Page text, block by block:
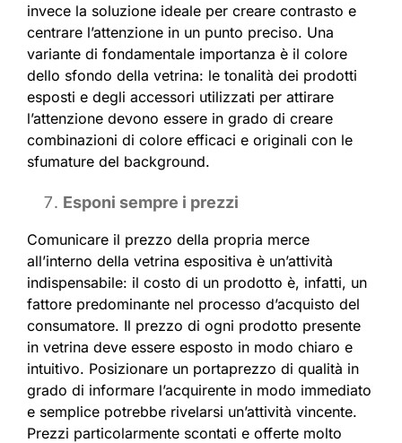
invece la soluzione ideale per creare contrasto e
centrare l’attenzione in un punto preciso. Una
variante di fondamentale importanza è il colore
dello sfondo della vetrina: le tonalità dei prodotti
esposti e degli accessori utilizzati per attirare
l’attenzione devono essere in grado di creare
combinazioni di colore efficaci e originali con le
sfumature del background.
Esponi sempre i prezzi
Comunicare il prezzo della propria merce
all’interno della vetrina espositiva è un’attività
indispensabile: il costo di un prodotto è, infatti, un
fattore predominante nel processo d’acquisto del
consumatore. Il prezzo di ogni prodotto presente
in vetrina deve essere esposto in modo chiaro e
intuitivo. Posizionare un portaprezzo di qualità in
grado di informare l’acquirente in modo immediato
e semplice potrebbe rivelarsi un’attività vincente.
Prezzi particolarmente scontati e offerte molto